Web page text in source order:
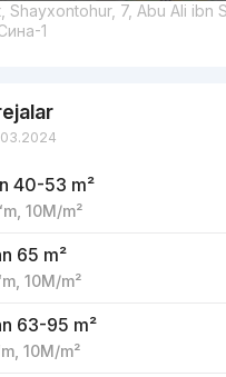
Shayxontohur, 7, Abu Ali ibn
1
40-53 m²
, 10M/m²
65 m²
, 10M/m²
63-95 m²
, 10M/m²